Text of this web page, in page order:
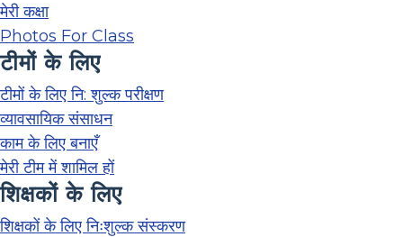
मेरी कक्षा
Photos For Class
टीमों के लिए
टीमों के लिए नि: शुल्क परीक्षण
व्यावसायिक संसाधन
काम के लिए बनाएँ
मेरी टीम में शामिल हों
शिक्षकों के लिए
शिक्षकों के लिए निःशुल्क संस्करण